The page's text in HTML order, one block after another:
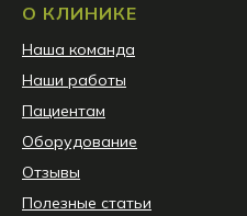
О КЛИНИКЕ
Наша команда
Наши работы
Пациентам
Оборудование
Отзывы
Полезные статьи